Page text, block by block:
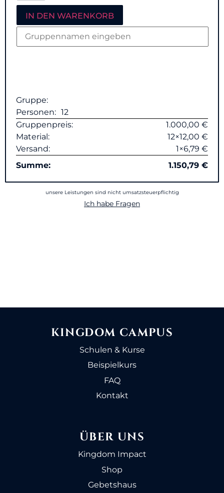
IN DEN WARENKORB
Gruppe:
Personen: 12
Gruppenpreis:
1.000,00 €
Material:
12×12,00 €
Versand:
1×6,79 €
Summe:
1.150,79 €
unsere Leistungen sind nicht umsatzsteuerpflichtig
Ich habe Fragen
KINGDOM CAMPUS
Schulen & Kurse
Beispielkurs
FAQ
Kontakt
ÜBER UNS
Kingdom Impact
Shop
Gebetshaus